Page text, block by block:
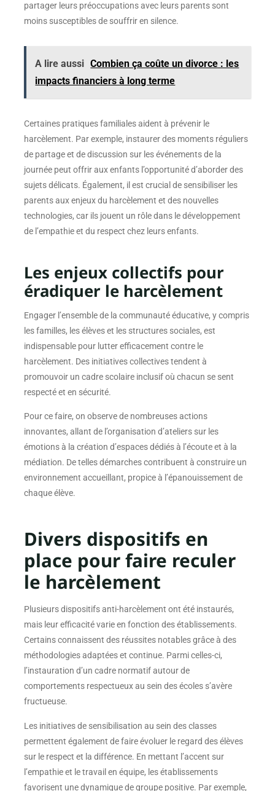
partager leurs préoccupations avec leurs parents sont
moins susceptibles de souffrir en silence.
A lire aussi Combien ça coûte un divorce : les
impacts financiers à long terme
Certaines pratiques familiales aident à prévenir le
harcèlement. Par exemple, instaurer des moments réguliers
de partage et de discussion sur les événements de la
journée peut offrir aux enfants l’opportunité d’aborder des
sujets délicats. Également, il est crucial de sensibiliser les
parents aux enjeux du harcèlement et des nouvelles
technologies, car ils jouent un rôle dans le développement
de l’empathie et du respect chez leurs enfants.
Les enjeux collectifs pour
éradiquer le harcèlement
Engager l’ensemble de la communauté éducative, y compris
les familles, les élèves et les structures sociales, est
indispensable pour lutter efficacement contre le
harcèlement. Des initiatives collectives tendent à
promouvoir un cadre scolaire inclusif où chacun se sent
respecté et en sécurité.
Pour ce faire, on observe de nombreuses actions
innovantes, allant de l’organisation d’ateliers sur les
émotions à la création d’espaces dédiés à l’écoute et à la
médiation. De telles démarches contribuent à construire un
environnement accueillant, propice à l’épanouissement de
chaque élève.
Divers dispositifs en
place pour faire reculer
le harcèlement
Plusieurs dispositifs anti-harcèlement ont été instaurés,
mais leur efficacité varie en fonction des établissements.
Certains connaissent des réussites notables grâce à des
méthodologies adaptées et continue. Parmi celles-ci,
l’instauration d’un cadre normatif autour de
comportements respectueux au sein des écoles s’avère
fructueuse.
Les initiatives de sensibilisation au sein des classes
permettent également de faire évoluer le regard des élèves
sur le respect et la différence. En mettant l’accent sur
l’empathie et le travail en équipe, les établissements
favorisent une dynamique de groupe positive. Par exemple,